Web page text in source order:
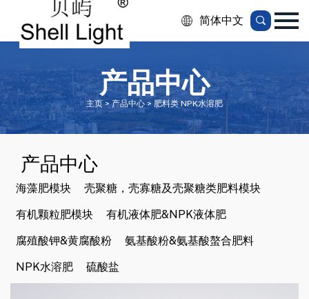
简体中文
产品中心
主页 > 产品中心 > 肥料类 NPK水溶肥
产品中心
海藻肥模块
壳聚糖，壳寡糖及壳聚糖类肥料模块
有机颗粒肥模块
有机液体肥&NPK液体肥
腐殖酸钾&黄腐酸粉
氨基酸粉&氨基酸螯合肥料
NPK水溶肥
硫酸盐